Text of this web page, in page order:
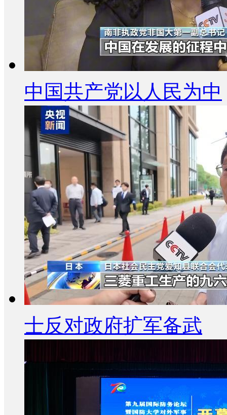
中国共产党以人民为中
士反对政府扩军备武